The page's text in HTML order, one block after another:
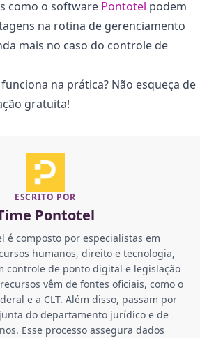
como o software Pontotel podem
na rotina de gerenciamento
mais no caso do controle de
na prática? Não esqueça de
gratuita!
ESCRITO POR
Pontotel
é composto por especialistas em
humanos, direito e tecnologia,
controle de ponto digital e legislação
vêm de fontes oficiais, como o
e a CLT. Além disso, passam por
do departamento jurídico e de
Esse processo assegura dados